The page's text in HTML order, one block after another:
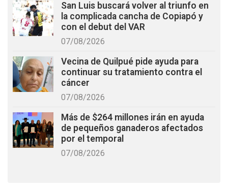
San Luis buscará volver al triunfo en
la complicada cancha de Copiapó y
con el debut del VAR
07/08/2026
Vecina de Quilpué pide ayuda para
continuar su tratamiento contra el
cáncer
07/08/2026
Más de $264 millones irán en ayuda
de pequeños ganaderos afectados
por el temporal
07/08/2026